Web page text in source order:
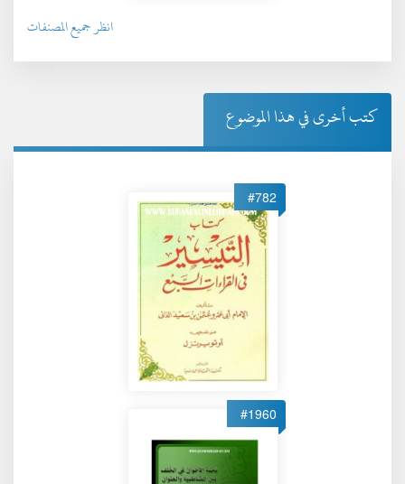
انظر جميع المصنفات
كتب أخرى في هذا الموضوع
#782
#1960